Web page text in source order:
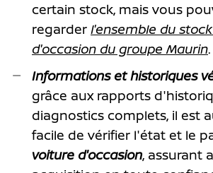
certain stock, mais vous
regarder l'ensemble du
d'occasion du groupe Maurin.
Informations et historiques
grâce aux rapports
diagnostics complets, il est
facile de vérifier l'état et le
voiture d'occasion, assurant